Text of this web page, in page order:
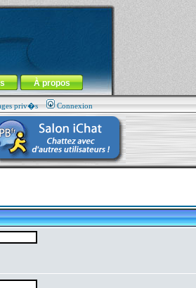
À propos
priv�s Connexion